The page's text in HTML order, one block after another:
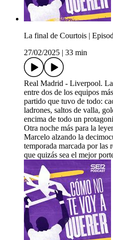
La final de Courtois |
27/02/2025
33 min
Real Madrid - Liverpool.
entre dos de los equipos
partido que tuvo de todo:
ladrones, saltos de valla,
encima de todo un
Otra noche más para la
Marcelo alzando la
temporada marcada por las
que quizás sea el mejor